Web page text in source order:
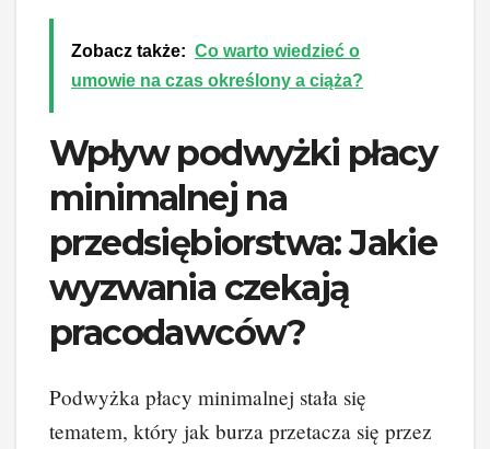
Zobacz także: Co warto wiedzieć o
umowie na czas określony a ciąża?
Wpływ podwyżki płacy
minimalnej na
przedsiębiorstwa: Jakie
wyzwania czekają
pracodawców?
Podwyżka płacy minimalnej stała się
tematem, który jak burza przetacza się przez